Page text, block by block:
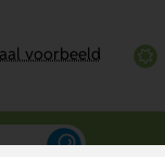
voorbeeld